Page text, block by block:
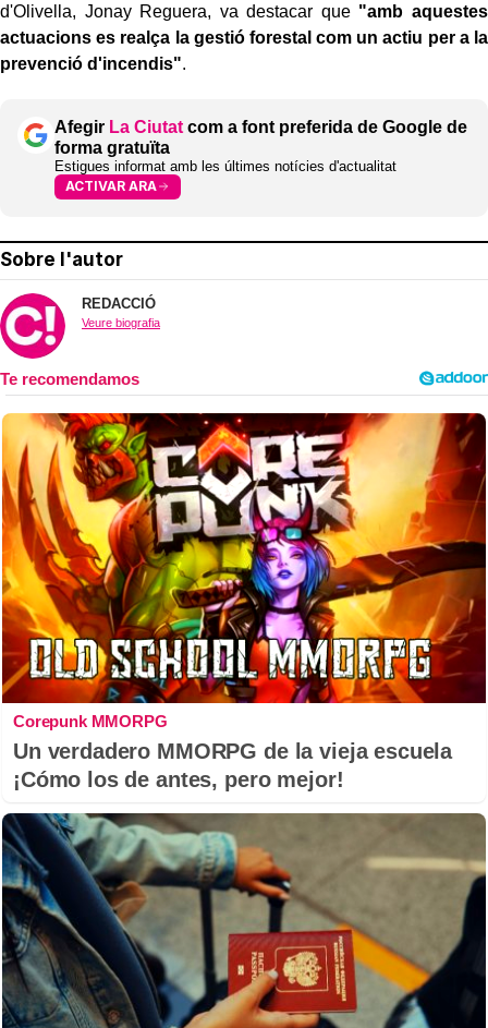
d'Olivella, Jonay Reguera, va destacar que "amb aquestes
actuacions es realça la gestió forestal com un actiu per a la
prevenció d'incendis".
Afegir La Ciutat com a font preferida de Google de
forma gratuïta
Estigues informat amb les últimes notícies d'actualitat
ACTIVAR ARA
Sobre l'autor
REDACCIÓ
Veure biografia
Corepunk MMORPG
Un verdadero MMORPG de la vieja escuela
¡Cómo los de antes, pero mejor!